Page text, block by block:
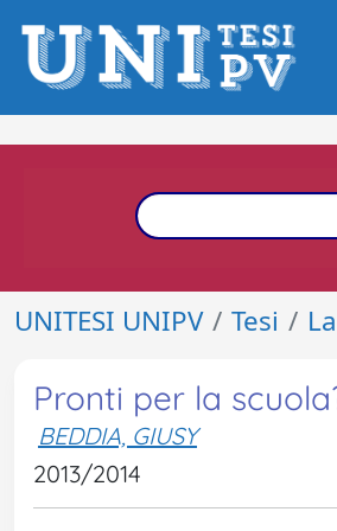
UNITESI UNIPV Tesi
Pronti per la
BEDDIA, GIUSY
2013/2014